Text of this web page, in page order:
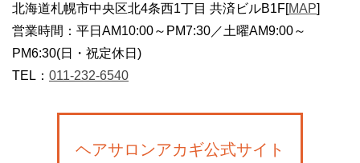
北海道札幌市中央区北4条西1丁目 共済ビルB1F[MAP]
営業時間：平日AM10:00～PM7:30／土曜AM9:00～
PM6:30(日・祝定休日)
TEL： 011-232-6540
ヘアサロンアカギ公式サイト